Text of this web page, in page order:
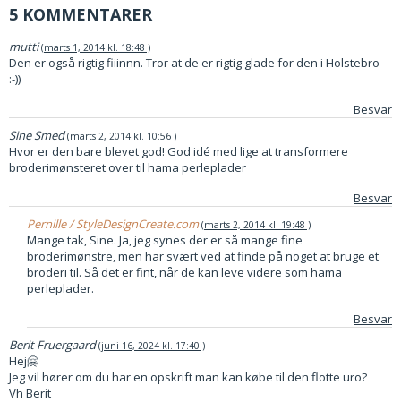
5 KOMMENTARER
mutti marts 1, 2014 kl. 18:48
Den er også rigtig fiiinnn. Tror at de er rigtig glade for den i Holstebro
:-))
Besvar
Sine Smed marts 2, 2014 kl. 10:56
Hvor er den bare blevet god! God idé med lige at transformere
broderimønsteret over til hama perleplader
Besvar
Pernille / StyleDesignCreate.com marts 2, 2014 kl. 19:48
Mange tak, Sine. Ja, jeg synes der er så mange fine
broderimønstre, men har svært ved at finde på noget at bruge et
broderi til. Så det er fint, når de kan leve videre som hama
perleplader.
Besvar
Berit Fruergaard juni 16, 2024 kl. 17:40
Hej🤗
Jeg vil hører om du har en opskrift man kan købe til den flotte uro?
Vh Berit